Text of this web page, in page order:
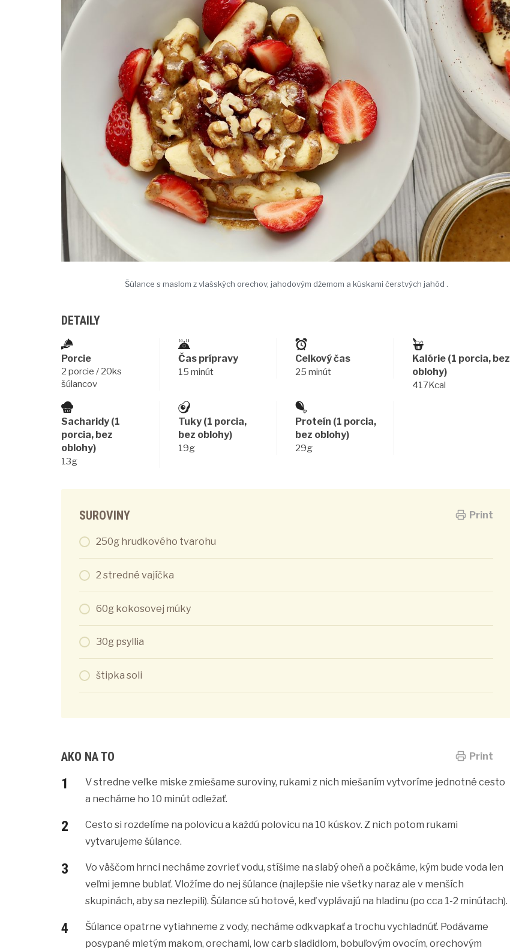
Šúlance s maslom z vlašských orechov, jahodovým džemom a kúskami čerstvých jahôd .
DETAILY
Porcie
2 porcie / 20ks
šúlancov
Čas prípravy
15 minút
Celkový čas
25 minút
Kalórie (1 porcia, bez
oblohy)
417Kcal
Sacharidy (1
porcia, bez
oblohy)
13g
Tuky (1 porcia,
bez oblohy)
19g
Proteín (1 porcia,
bez oblohy)
29g
Print
SUROVINY
250g hrudkového tvarohu
2 stredné vajíčka
60g kokosovej múky
30g psyllia
štipka soli
Print
AKO NA TO
V stredne veľke miske zmiešame suroviny, rukami z nich miešaním vytvoríme jednotné cesto
a necháme ho 10 minút odležať.
Cesto si rozdelíme na polovicu a každú polovicu na 10 kúskov. Z nich potom rukami
vytvarujeme šúlance.
Vo väščom hrnci necháme zovrieť vodu, stíšime na slabý oheň a počkáme, kým bude voda len
veľmi jemne bublať. Vložíme do nej šúlance (najlepšie nie všetky naraz ale v menších
skupinách, aby sa nezlepili). Šúlance sú hotové, keď vyplávajú na hladinu (po cca 1-2 minútach).
Šúlance opatrne vytiahneme z vody, necháme odkvapkať a trochu vychladnúť. Podávame
posypané mletým makom, orechami, low carb sladidlom, bobuľovým ovocím, orechovým